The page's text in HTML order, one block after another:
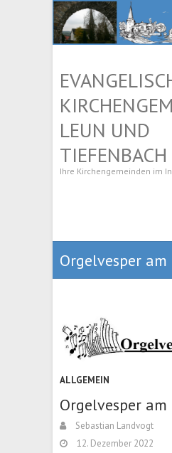
LEUN UND
TIEFENBACH
Ihre Kirchengemeinden im
Orgelvesper
ALLGEMEIN
Orgelvesper
Sebastian Landvogt
12. Dezember 2022